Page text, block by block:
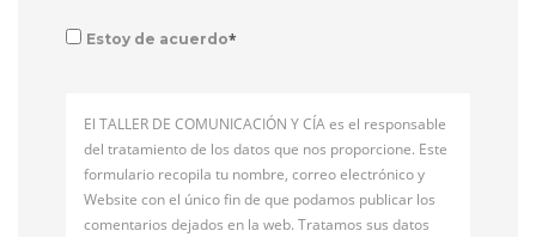
Estoy de acuerdo*
El TALLER DE COMUNICACIÓN Y CÍA es el responsable
del tratamiento de los datos que nos proporcione. Este
formulario recopila tu nombre, correo electrónico y
Website con el único fin de que podamos publicar los
comentarios dejados en la web. Tratamos sus datos